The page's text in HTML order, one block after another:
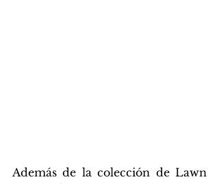
Además de la colección de Lawn